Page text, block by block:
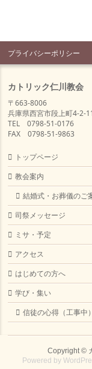
プライバシーポリシー
カトリック仁川教会
〒663-8006
兵庫県西宮市段上町4-2-
TEL 0798-51-0176
FAX 0798-51-9863
トップページ
教会案内
結婚式・お葬儀のご
司祭メッセージ
ミサ・予定
アクセス
はじめての方へ
学び・集い
信徒の心得（工事中
Copyright ©
Powered by